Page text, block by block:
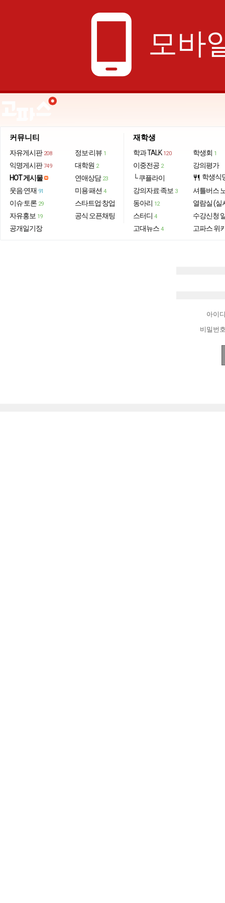
phone_android 모바
커뮤니티
자유게시판 208
익명게시판 749
HOT 게시물
웃음·연재 91
이슈·토론 29
자유홍보 19
공개일기장
정보·리뷰 1
대학원 2
연애상담 23
미용·패션 4
스타트업·창업
공식 오픈채팅
재학생
학과 TALK 120
이중전공 2
└ 쿠플라이
강의자료·족보 3
동아리 12
스터디 4
고대뉴스 4
학생회 1
강의평가
restaurant 학생식
셔틀버스
열람실 (실
수강신청
고파스 위
아이
비밀번